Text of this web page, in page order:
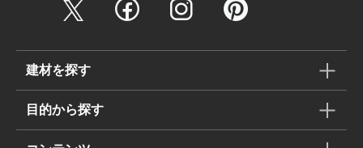
建材を探す
目的から探す